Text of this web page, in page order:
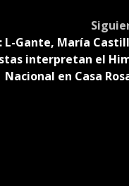
L-Gante, María
interpretan el
Nacional en Casa